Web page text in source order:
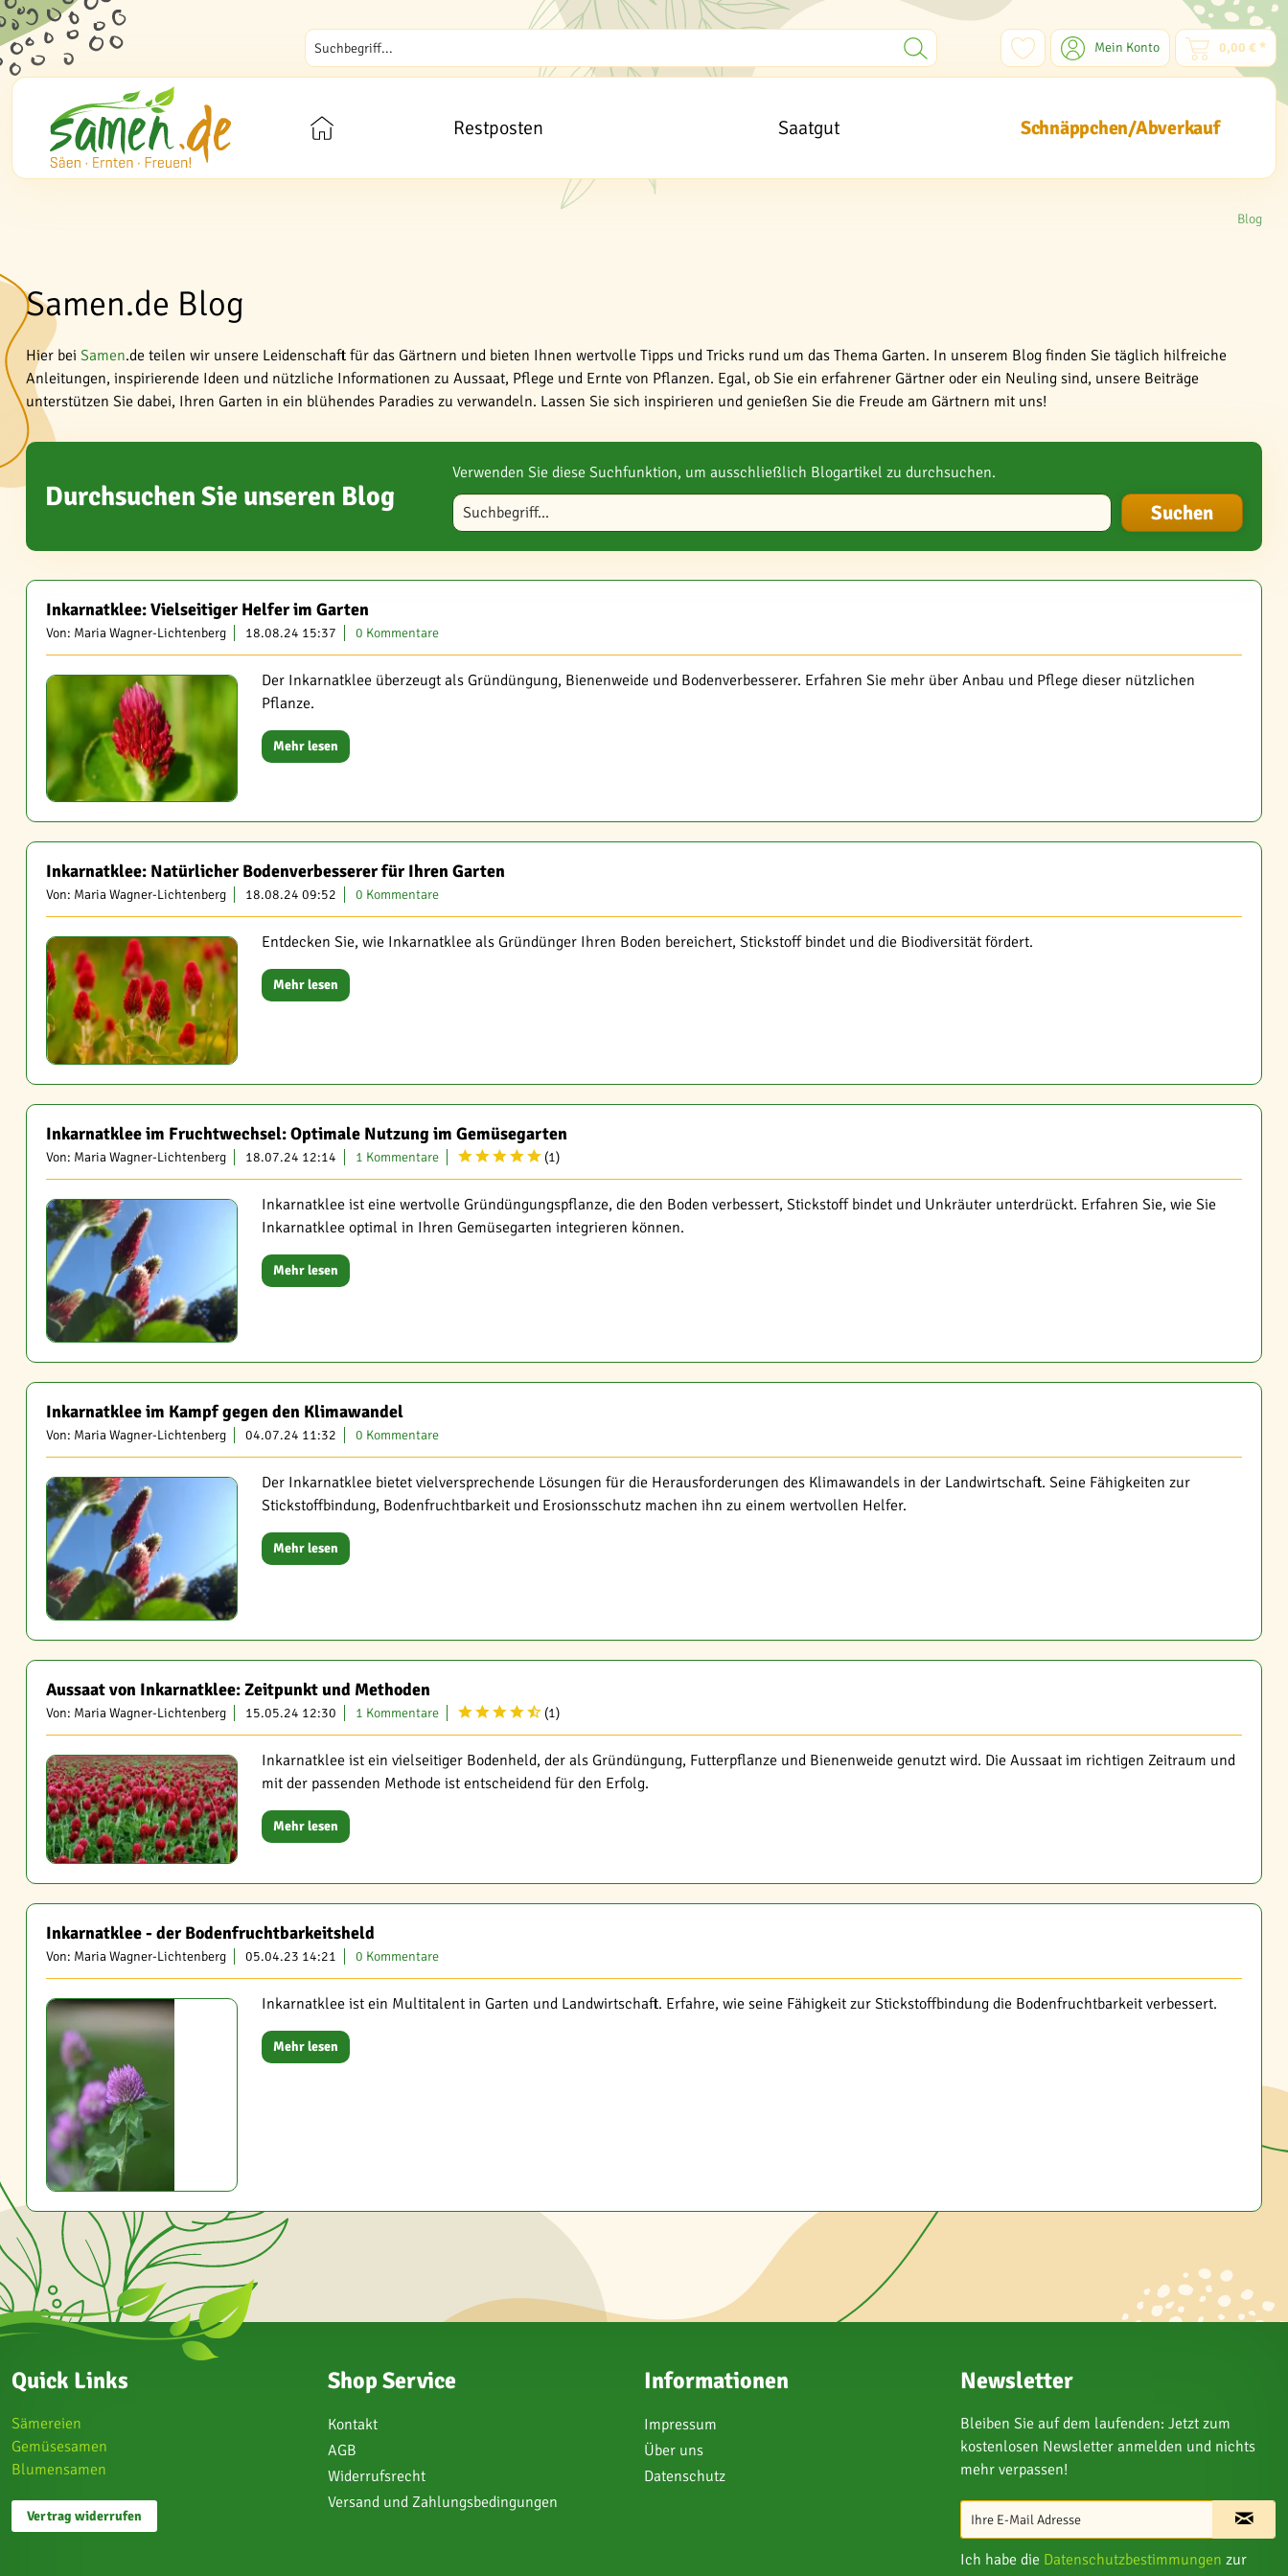
Mein Konto 0,00 € *
Restposten Saatgut Schnäppchen/Abverkauf
Blog
Samen.de Blog
Hier bei Samen.de teilen wir unsere Leidenschaft für das Gärtnern und bieten Ihnen wertvolle Tipps und Tricks rund um das Thema Garten. In unserem Blog finden Sie täglich hilfreiche
Anleitungen, inspirierende Ideen und nützliche Informationen zu Aussaat, Pflege und Ernte von Pflanzen. Egal, ob Sie ein erfahrener Gärtner oder ein Neuling sind, unsere Beiträge
unterstützen Sie dabei, Ihren Garten in ein blühendes Paradies zu verwandeln. Lassen Sie sich inspirieren und genießen Sie die Freude am Gärtnern mit uns!
Durchsuchen Sie unseren Blog
Verwenden Sie diese Suchfunktion, um ausschließlich Blogartikel zu durchsuchen.
Blog durchsuchen
Inkarnatklee: Vielseitiger Helfer im Garten
Von: Maria Wagner-Lichtenberg 18.08.24 15:37 0 Kommentare
Der Inkarnatklee überzeugt als Gründüngung, Bienenweide und Bodenverbesserer. Erfahren Sie mehr über Anbau und Pflege dieser nützlichen
Pflanze.
Mehr lesen
Inkarnatklee: Natürlicher Bodenverbesserer für Ihren Garten
Von: Maria Wagner-Lichtenberg 18.08.24 09:52 0 Kommentare
Entdecken Sie, wie Inkarnatklee als Gründünger Ihren Boden bereichert, Stickstoff bindet und die Biodiversität fördert.
Mehr lesen
Inkarnatklee im Fruchtwechsel: Optimale Nutzung im Gemüsegarten
Von: Maria Wagner-Lichtenberg 18.07.24 12:14 1 Kommentare (1)
Inkarnatklee ist eine wertvolle Gründüngungspflanze, die den Boden verbessert, Stickstoff bindet und Unkräuter unterdrückt. Erfahren Sie, wie Sie
Inkarnatklee optimal in Ihren Gemüsegarten integrieren können.
Mehr lesen
Inkarnatklee im Kampf gegen den Klimawandel
Von: Maria Wagner-Lichtenberg 04.07.24 11:32 0 Kommentare
Der Inkarnatklee bietet vielversprechende Lösungen für die Herausforderungen des Klimawandels in der Landwirtschaft. Seine Fähigkeiten zur
Stickstoffbindung, Bodenfruchtbarkeit und Erosionsschutz machen ihn zu einem wertvollen Helfer.
Mehr lesen
Aussaat von Inkarnatklee: Zeitpunkt und Methoden
Von: Maria Wagner-Lichtenberg 15.05.24 12:30 1 Kommentare (1)
Inkarnatklee ist ein vielseitiger Bodenheld, der als Gründüngung, Futterpflanze und Bienenweide genutzt wird. Die Aussaat im richtigen Zeitraum und
mit der passenden Methode ist entscheidend für den Erfolg.
Mehr lesen
Inkarnatklee - der Bodenfruchtbarkeitsheld
Von: Maria Wagner-Lichtenberg 05.04.23 14:21 0 Kommentare
Inkarnatklee ist ein Multitalent in Garten und Landwirtschaft. Erfahre, wie seine Fähigkeit zur Stickstoffbindung die Bodenfruchtbarkeit verbessert.
Mehr lesen
Quick Links
Sämereien
Gemüsesamen
Blumensamen
Vertrag widerrufen
Shop Service
Kontakt
AGB
Widerrufsrecht
Versand und Zahlungsbedingungen
Informationen
Impressum
Über uns
Datenschutz
Newsletter
Bleiben Sie auf dem laufenden: Jetzt zum
kostenlosen Newsletter anmelden und nichts
mehr verpassen!
Ich habe die Datenschutzbestimmungen zur